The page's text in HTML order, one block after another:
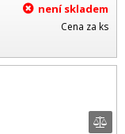
není skladem
Cena za ks